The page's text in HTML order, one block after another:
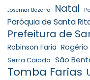
Josemar Bezerra Natal
Paróquia de Santa
Prefeitura de
Robinson Faria
Serra Caiada São
Tomba Farias